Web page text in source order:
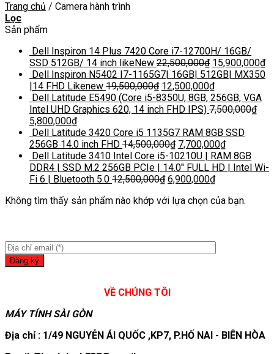
Trang chủ / Camera hành trình
Lọc
Sản phẩm
Dell Inspiron 14 Plus 7420 Core i7-12700H/ 16GB/
SSD 512GB/ 14 inch likeNew 22,500,000₫ 15,900,000₫
Dell Inspiron N5402 I7-1165G7| 16GB| 512GB| MX350
|14 FHD Likenew 19,500,000₫ 12,500,000₫
Dell Latitude E5490 (Core i5-8350U, 8GB, 256GB, VGA
Intel UHD Graphics 620, 14 inch FHD IPS) 7,500,000₫
5,800,000₫
Dell Latitude 3420 Core i5 1135G7 RAM 8GB SSD
256GB 14.0 inch FHD 14,500,000₫ 7,700,000₫
Dell Latitude 3410 Intel Core i5-10210U | RAM 8GB
DDR4 | SSD M.2 256GB PCIe | 14.0″ FULL HD | Intel Wi-
Fi 6 | Bluetooth 5.0 12,500,000₫ 6,900,000₫
Không tìm thấy sản phẩm nào khớp với lựa chọn của bạn.
VỀ CHÚNG TÔI
MÁY TÍNH SÀI GÒN
Địa chỉ : 1/49 NGUYỄN ÁI QUỐC ,KP7, P.HỐ NAI - BIÊN HÒA